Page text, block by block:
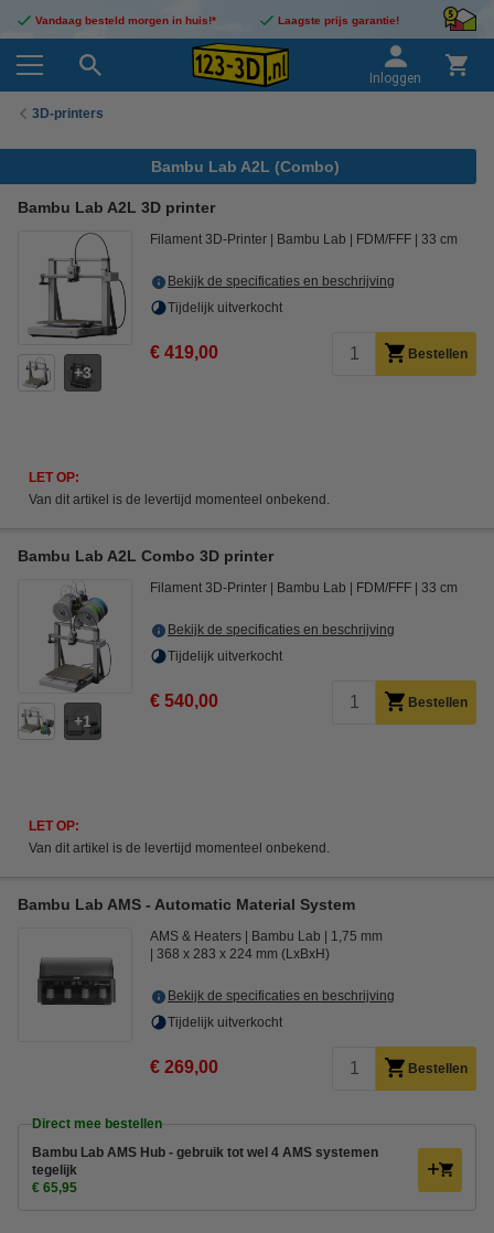
Vandaag besteld morgen in huis!* Laagste prijs garantie!
Inloggen
3D-printers
Bambu Lab A2L (Combo)
Bambu Lab A2L 3D printer
3
Filament 3D-Printer Bambu Lab FDM/FFF 33 cm
Bekijk de specificaties en beschrijving
Tijdelijk uitverkocht
€ 419,00 Bestellen
LET OP:
Van dit artikel is de levertijd momenteel onbekend.
Bambu Lab A2L Combo 3D printer
1
Filament 3D-Printer Bambu Lab FDM/FFF 33 cm
Bekijk de specificaties en beschrijving
Tijdelijk uitverkocht
€ 540,00 Bestellen
LET OP:
Van dit artikel is de levertijd momenteel onbekend.
Bambu Lab AMS - Automatic Material System
AMS & Heaters Bambu Lab
1,75 mm
368 x 283 x 224 mm (LxBxH)
Bekijk de specificaties en beschrijving
Tijdelijk uitverkocht
€ 269,00 Bestellen
Direct mee bestellen
Bambu Lab AMS Hub - gebruik tot wel 4 AMS systemen
tegelijk
€ 65,95